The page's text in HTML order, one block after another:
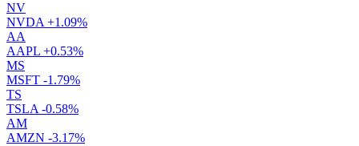
NV
NVDA +1.09%
AA
AAPL +0.53%
MS
MSFT -1.79%
TS
TSLA -0.58%
AM
AMZN -3.17%